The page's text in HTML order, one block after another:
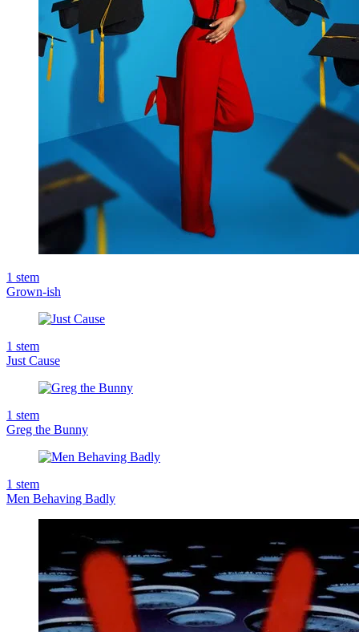
1 stem
Grown-ish
1 stem
Just Cause
1 stem
Greg the Bunny
1 stem
Men Behaving Badly